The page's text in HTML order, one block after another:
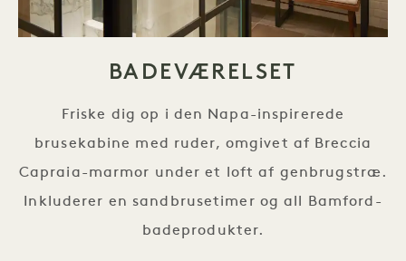
BADEVÆRELSET
Friske dig op i den Napa-inspirerede
brusekabine med ruder, omgivet af Breccia
Capraia-marmor under et loft af genbrugstræ.
Inkluderer en sandbrusetimer og all Bamford-
badeprodukter.